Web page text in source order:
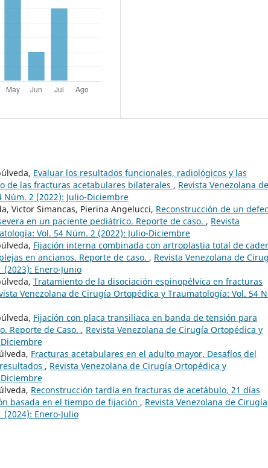
Evaluar los resultados funcionales, radiológicos y las
de las fracturas acetabulares bilaterales , Revista Venezolana de
2 (2022): Julio-Diciembre
Victor Simancas, Pierina Angelucci, Reconstrucción de un
en un paciente pediátrico. Reporte de caso. , Revista
Vol. 54 Núm. 2 (2022): Julio-Diciembre
Fijación interna combinada con artroplastia total de
en ancianos. Reporte de caso. , Revista Venezolana de
Enero-Junio
Tratamiento de la disociación espinopélvica en fracturas
Venezolana de Cirugía Ortopédica y Traumatología: Vol. 54
Fijación con placa transiliaca en banda de tensión para
Reporte de Caso. , Revista Venezolana de Cirugía Ortopédica y
Fracturas acetabulares en el adulto mayor. Desafíos del
, Revista Venezolana de Cirugía Ortopédica y
Reconstrucción tardía en fracturas de acetábulo, 21 días
basada en el tiempo de fijación , Revista Venezolana de Cirugía
Enero-Julio